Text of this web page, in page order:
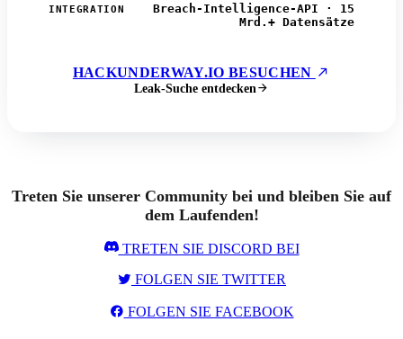
INTEGRATION
Breach-Intelligence-API · 15
Mrd.+ Datensätze
HACKUNDERWAY.IO BESUCHEN
Leak-Suche entdecken
Treten Sie unserer Community bei und bleiben Sie auf
dem Laufenden!
TRETEN SIE DISCORD BEI
FOLGEN SIE TWITTER
FOLGEN SIE FACEBOOK